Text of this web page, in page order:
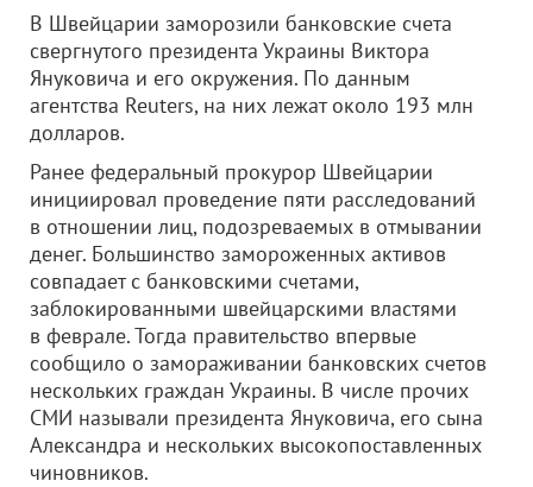
В Швейцарии заморозили банковские счета
свергнутого президента Украины Виктора
Януковича и его окружения. По данным
агентства Reuters, на них лежат около 193 млн
долларов.
Ранее федеральный прокурор Швейцарии
инициировал проведение пяти расследований
в отношении лиц, подозреваемых в отмывании
денег. Большинство замороженных активов
совпадает с банковскими счетами,
заблокированными швейцарскими властями
в феврале. Тогда правительство впервые
сообщило о замораживании банковских счетов
нескольких граждан Украины. В числе прочих
СМИ называли президента Януковича, его сына
Александра и нескольких высокопоставленных
чиновников.